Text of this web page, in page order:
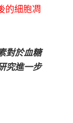
的細胞凋
對於血糖
究進一步